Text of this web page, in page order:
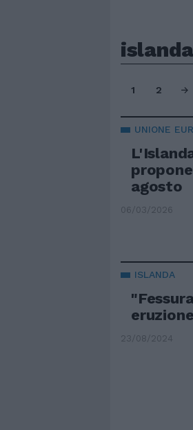
islanda
1 2
UNIONE
agosto
06/03/2026
ISLANDA
23/08/2024